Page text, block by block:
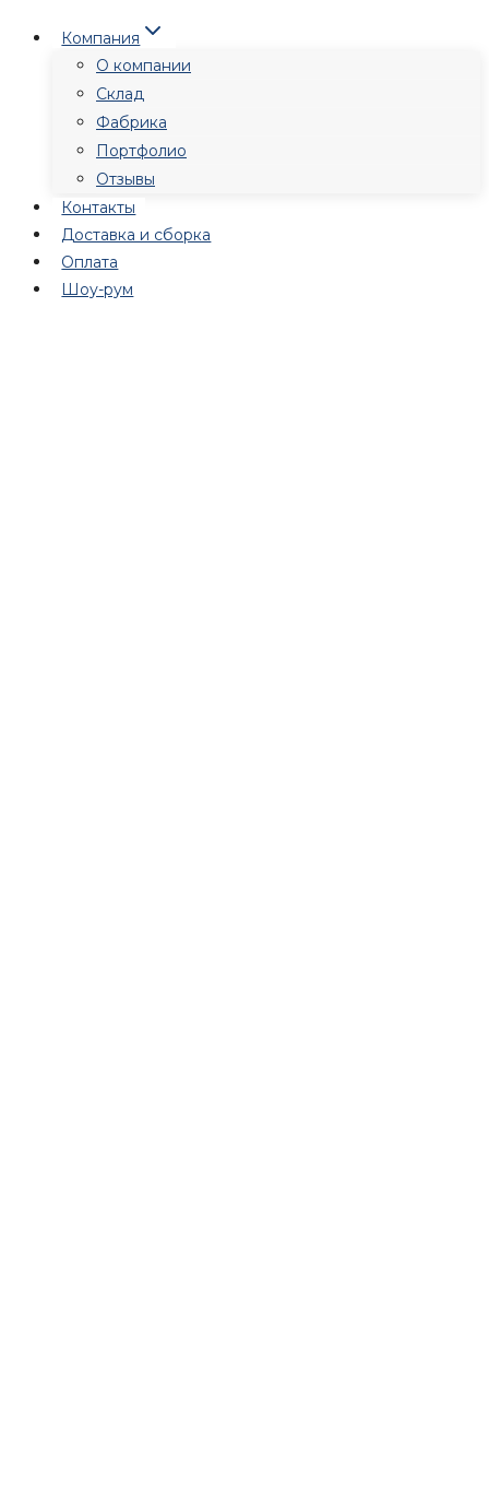
Перейти
содержимому
Компания
О компании
Склад
Фабрика
Портфолио
Отзывы
Контакты
Доставка и сборка
Оплата
Шоу-рум